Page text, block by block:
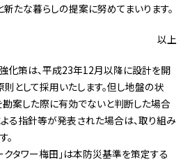
たな暮らしの提案に努めてまいります。
以上
化策は、平成23年12月以降に設計を開
として採用いたします。但し地盤の状
勘案した際に有効でないと判断した場合
る指針等が発表された場合は、取り組み
クタワー梅田」は本防災基準を策定する